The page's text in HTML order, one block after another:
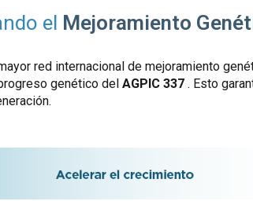
el Mejoramiento
red internacional de mejoramiento
genético del AGPIC 337 . Esto